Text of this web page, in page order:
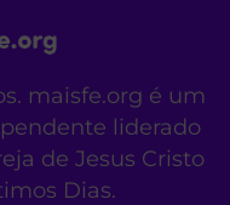
maisfe.org é um
liderado
de Jesus Cristo
Dias.